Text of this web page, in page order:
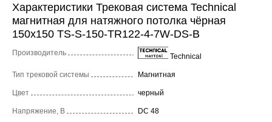
Характеристики Трековая система Technical
магнитная для натяжного потолка чёрная
150x150 TS-S-150-TR122-4-7W-DS-B
Производитель Technical
Тип трековой системы Магнитная
Цвет черный
Напряжение, В DC 48